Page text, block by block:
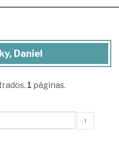
Daniel
1 páginas.
↑